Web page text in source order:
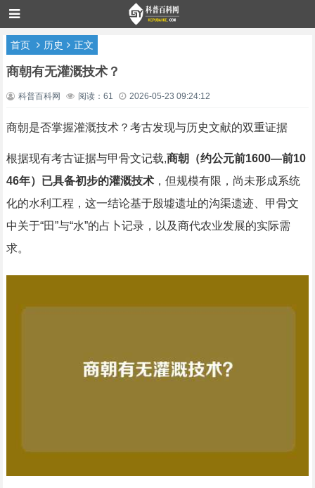
首页 历史 正文
商朝有无灌溉技术？
科普百科网 阅读：61 2026-05-23 09:24:12
商朝是否掌握灌溉技术？考古发现与历史文献的双重证据
根据现有考古证据与甲骨文记载,商朝（约公元前1600—前10
46年）已具备初步的灌溉技术，但规模有限，尚未形成系统
化的水利工程，这一结论基于殷墟遗址的沟渠遗迹、甲骨文
中关于“田”与“水”的占卜记录，以及商代农业发展的实际需
求。